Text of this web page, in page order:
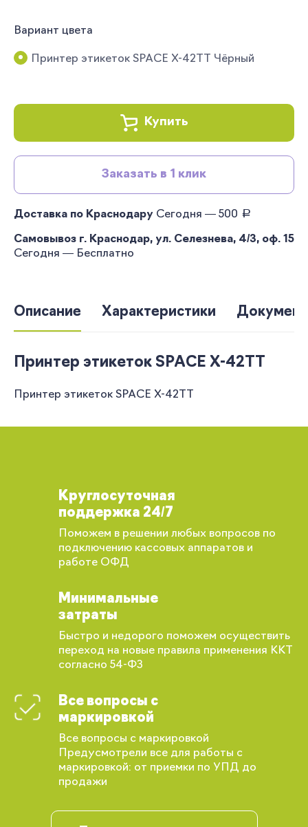
Вариант цвета
Принтер этикеток SPACE X-42TT Чёрный
Купить
Заказать в 1 клик
Доставка по Краснодару Сегодня — 500 руб.
Самовывоз г. Краснодар, ул. Селезнева, 4/3, оф. 15
Сегодня — Бесплатно
Описание Характеристики
Принтер этикеток SPACE X-42TT
Принтер этикеток SPACE X-42TT
Круглосуточная
поддержка 24/7
Поможем в решении любых вопросов по
подключению кассовых аппаратов и
работе ОФД
Минимальные
затраты
Быстро и недорого поможем осуществить
переход на новые правила применения ККТ
согласно 54-ФЗ
Все вопросы с
маркировкой
Все вопросы с маркировкой
Предусмотрели все для работы с
маркировкой: от приемки по УПД до
продажи
Вы сможете отслеживать статус своих
заказов и получать индивидуальные